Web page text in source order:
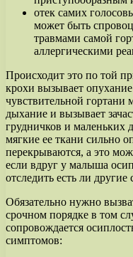
отек самих
может быть
травмами самой
аллергическими
Происходит это по той
крохи вызывает
чувствительной
дыхание и вызывает
грудничков и маленьких
мягкие ее ткани сильно
перекрываются, а это
если вдруг у малыша
отследить есть ли
Обязательно нужно
срочном порядке в том
сопровождается
симптомов: